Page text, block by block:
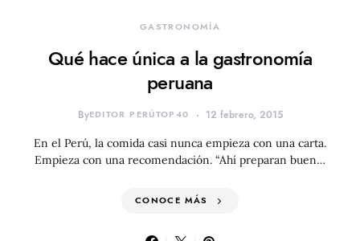
GASTRONOMÍA
Qué hace única a la gastronomía
peruana
ByEDITOR PERÚTOP40 12 febrero, 2015
En el Perú, la comida casi nunca empieza con una carta.
Empieza con una recomendación. “Ahí preparan buen…
CONOCE MÁS